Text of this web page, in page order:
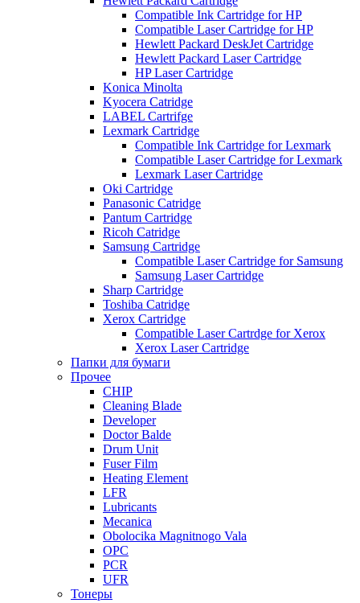
Compatible Ink Cartridge for HP
Compatible Laser Cartridge for HP
Hewlett Packard DeskJet Cartridge
Hewlett Packard Laser Cartridge
HP Laser Cartridge
Konica Minolta
Kyocera Catridge
LABEL Cartrifge
Lexmark Cartridge
Compatible Ink Cartridge for Lexmark
Compatible Laser Cartridge for Lexmark
Lexmark Laser Cartridge
Oki Cartridge
Panasonic Catridge
Pantum Cartridge
Ricoh Catridge
Samsung Cartridge
Compatible Laser Cartridge for Samsung
Samsung Laser Cartridge
Sharp Cartridge
Toshiba Catridge
Xerox Cartridge
Compatible Laser Cartrdge for Xerox
Xerox Laser Cartridge
Папки для бумаги
Прочее
CHIP
Cleaning Blade
Developer
Doctor Balde
Drum Unit
Fuser Film
Heating Element
LFR
Lubricants
Mecanica
Obolocika Magnitnogo Vala
OPC
PCR
UFR
Тонеры